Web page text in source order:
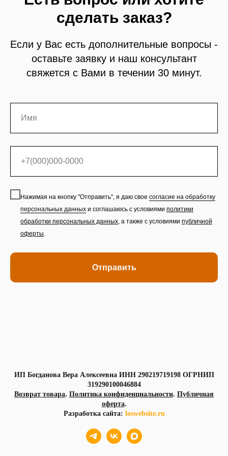
сделать заказ?
Если у Вас есть дополнительные вопросы -
оставьте заявку и наш консультант
свяжется с Вами в течении 30 минут.
Нажимая на кнопку "Отправить", я даю свое согласие на обработку
персональных данных и соглашаюсь с условиями политики
обработки персональных данных, а также с условиями публичной
оферты.
Отправить
ИП Богданова Вера Алексеевна ИНН 290219719198 ОГРНИП
319290100046884
Возврат товара. Политика конфиденциальности. Публичная
оферта.
Разработка сайта: loswebsite.ru